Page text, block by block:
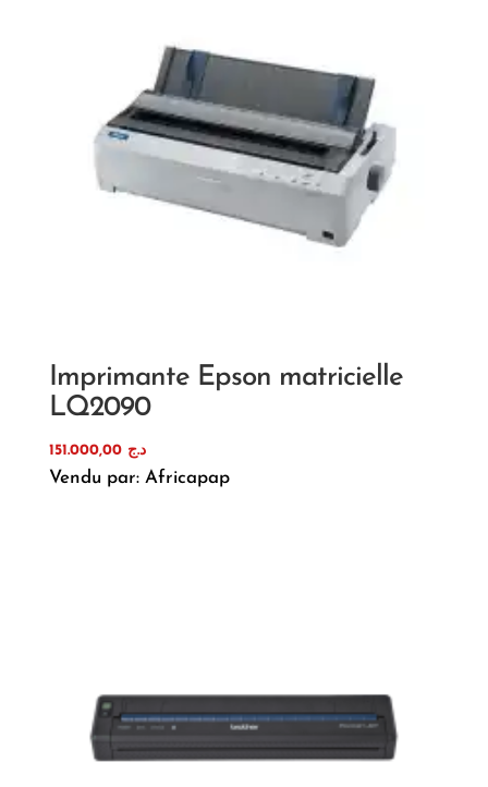
Imprimante Epson matricielle
LQ2090
د.ج 151.000,00
Vendu par: Africapap